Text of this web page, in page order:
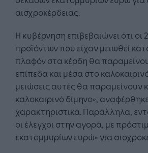
αισχροκέρδειας.
Η κυβέρνηση επιβεβαιώνει ότι οι
προϊόντων που είχαν μειωθεί
πλαφόν στα κέρδη θα
επίπεδα και μέσα στο
μειώσεις αυτές θα παραμείνουν
καλοκαιρινό δίμηνο», αναφέρθηκε
χαρακτηριστικά. Παράλληλα,
οι έλεγχοι στην αγορά, με
εκατομμυρίων ευρώ» για